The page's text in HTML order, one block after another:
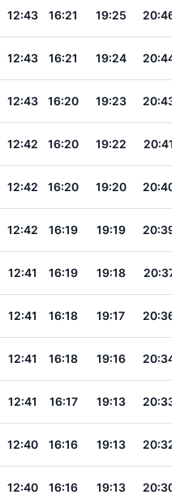
12:43 16:21 19:25 20:46
12:43 16:21 19:24 20:44
12:43 16:20 19:23 20:43
12:42 16:20 19:22 20:41
12:42 16:20 19:20 20:40
12:42 16:19 19:19 20:39
12:41 16:19 19:18 20:37
12:41 16:18 19:17 20:36
12:41 16:18 19:16 20:34
12:41 16:17 19:13 20:33
12:40 16:16 19:13 20:32
12:40 16:16 19:13 20:30